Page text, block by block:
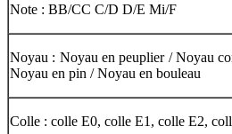
Note : BB/CC C/D D/E Mi/F
Noyau : Noyau en peuplier / Noyau
Noyau en pin / Noyau en bouleau
Colle : colle E0, colle E1, colle E2,